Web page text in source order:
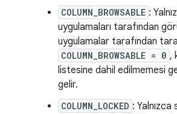
COLUMN_BROWSABLE :
uygulamaları tarafından
uygulamalar tarafından
COLUMN_BROWSABLE = 0 ,
listesine dahil edilmemesi
gelir.
COLUMN_LOCKED :